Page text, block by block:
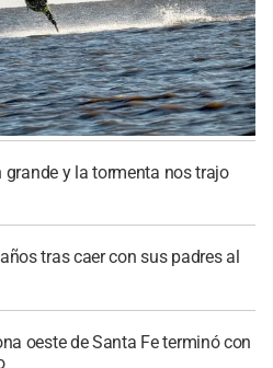
grande y la tormenta nos trajo
tras caer con sus padres al
oeste de Santa Fe terminó con